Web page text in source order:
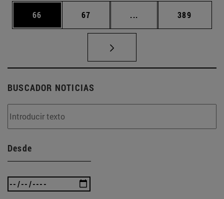
Página
66 Página
67 ... Páginas intermedias
Página
389
BUSCADOR NOTICIAS
Desde